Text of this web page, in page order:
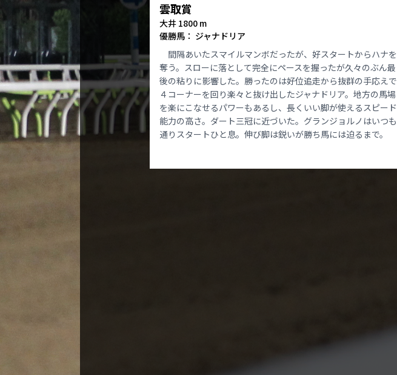
雲取賞
大井 1800 m
優勝馬： ジャナドリア
間隔あいたスマイルマンボだったが、好スタートからハナを
奪う。スローに落として完全にペースを握ったが久々のぶん最
後の粘りに影響した。勝ったのは好位追走から抜群の手応えで
４コーナーを回り楽々と抜け出したジャナドリア。地方の馬場
を楽にこなせるパワーもあるし、長くいい脚が使えるスピード
能力の高さ。ダート三冠に近づいた。グランジョルノはいつも
通りスタートひと息。伸び脚は鋭いが勝ち馬には迫るまで。